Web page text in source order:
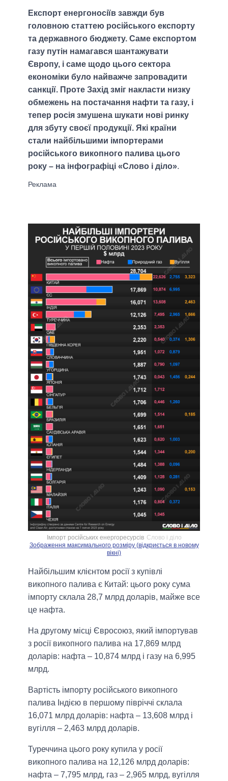
Експорт енергоносіїв завжди був
головною статтею російського експорту
та державного бюджету. Саме експортом
газу путін намагався шантажувати
Європу, і саме щодо цього сектора
економіки було найважче запровадити
санкції. Проте Захід зміг накласти низку
обмежень на постачання нафти та газу, і
тепер росія змушена шукати нові ринку
для збуту своєї продукції. Які країни
стали найбільшими імпортерами
російського викопного палива цього
року – на інфографіці «Слово і діло».
Імпорт російських енергоресурсів Слово і діло
Зображення максимального розміру (відкриється в новому
вікні)
Найбільшим клієнтом росії з купівлі
викопного палива є Китай: цього року сума
імпорту склала 28,7 млрд доларів, майже все
це нафта.
На другому місці Євросоюз, який імпортував
з росії викопного палива на 17,869 млрд
доларів: нафта – 10,874 млрд і газу на 6,995
млрд.
Вартість імпорту російського викопного
палива Індією в першому півріччі склала
16,071 млрд доларів: нафта – 13,608 млрд і
вугілля – 2,463 млрд доларів.
Туреччина цього року купила у росії
викопного палива на 12,126 млрд доларів:
нафта – 7,795 млрд, газ – 2,965 млрд, вугілля